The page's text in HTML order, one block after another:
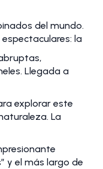
del mundo.
la
Llegada a
explorar este
La
y el más largo de